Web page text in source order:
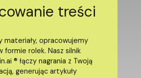
treści
materiały, opracowujemy
formie rolek. Nasz silnik
® łączy nagrania z Twoją
generując artykuły